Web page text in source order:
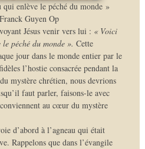
enlève le péché du monde »
Guyen Op
Jésus venir vers lui : « Voici
péché du monde ». Cette
jour dans le monde entier par le
l’hostie consacrée pendant la
mystère chrétien, nous devrions
faut parler, faisons-le avec
au cœur du mystère
d’abord à l’agneau qui était
Rappelons que dans l’évangile